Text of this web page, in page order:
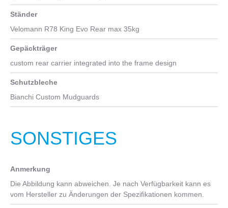
Ständer
Velomann R78 King Evo Rear max 35kg
Gepäckträger
custom rear carrier integrated into the frame design
Schutzbleche
Bianchi Custom Mudguards
SONSTIGES
Anmerkung
Die Abbildung kann abweichen. Je nach Verfügbarkeit kann es
vom Hersteller zu Änderungen der Spezifikationen kommen.